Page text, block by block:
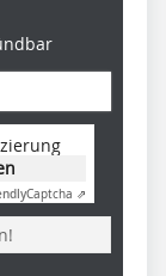
Captcha ⇗